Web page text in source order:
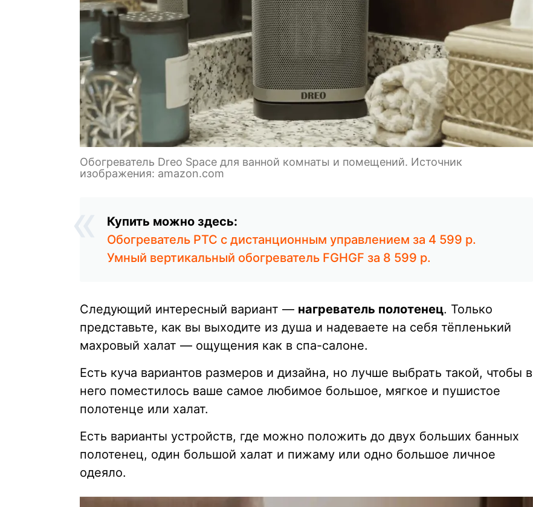
Обогреватель Dreo Space для ванной комнаты и помещений. Источник
изображения: amazon.com
Купить можно здесь:
Обогреватель PTC с дистанционным управлением за 4 599 р.
Умный вертикальный обогреватель FGHGF за 8 599 р.
Следующий интересный вариант — нагреватель полотенец. Только
представьте, как вы выходите из душа и надеваете на себя тёпленький
махровый халат — ощущения как в спа-салоне.
Есть куча вариантов размеров и дизайна, но лучше выбрать такой, чтобы в
него поместилось ваше самое любимое большое, мягкое и пушистое
полотенце или халат.
Есть варианты устройств, где можно положить до двух больших банных
полотенец, один большой халат и пижаму или одно большое личное
одеяло.